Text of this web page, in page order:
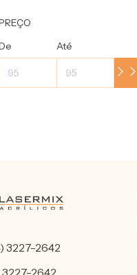
Até
3227-2642
3227-2642